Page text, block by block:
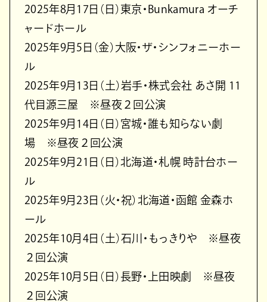
2025年8月17日（日）東京・Bunkamura オーチ
ャードホール
2025年9月5日（金）大阪・ザ・シンフォニーホー
ル
2025年9月13日（土）岩手・株式会社 あさ開 11
代目源三屋 ※昼夜２回公演
2025年9月14日（日）宮城・誰も知らない劇
場 ※昼夜２回公演
2025年9月21日（日）北海道・札幌 時計台ホー
ル
2025年9月23日（火・祝）北海道・函館 金森ホ
ール
2025年10月4日（土）石川・もっきりや ※昼夜
２回公演
2025年10月5日（日）長野・上田映劇 ※昼夜
２回公演